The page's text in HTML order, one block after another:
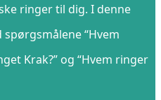
ringer til dig. I denne
“Hvem
Krak?” og “Hvem ringer